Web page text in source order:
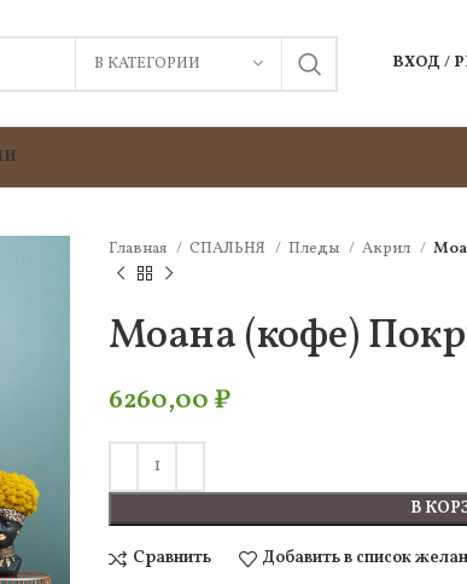
В КАТЕГОРИИ ВХОД /
Главная СПАЛЬНЯ Пледы Акрил
Моана (кофе)
6260,00₽
В
Сравнить Добавить в список